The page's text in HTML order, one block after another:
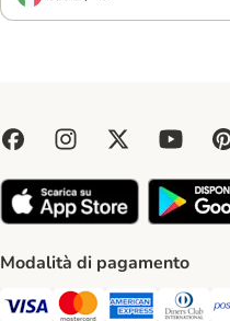
Modalità di pagamento